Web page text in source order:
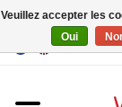
EUR/
Veuillez accepter les
Oui